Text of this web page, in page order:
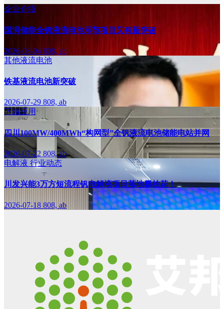
企业介绍
国润储能全钒液流电池示范项目又有新突破
2026-08-04 808, ab
其他液流电池
铁基液流电池新突破
2026-07-29 808, ab
下游应用
四川100MW/400MWh“构网型”全钒液流电池储能电站并网
2026-07-22 808, ab
电解液 行业动态
川发兴能3万方短流程钒电解液项目落地攀枝花！
2026-07-18 808, ab